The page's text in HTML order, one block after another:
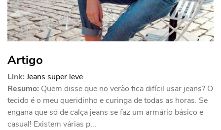
Artigo
Link: Jeans super leve
Resumo: Quem disse que no verão fica difícil usar jeans? O
tecido é o meu queridinho e curinga de todas as horas. Se
engana que só de calça jeans se faz um armário básico e
casual! Existem várias p...